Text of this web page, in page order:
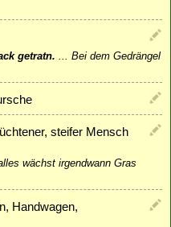
getratn. ... Bei dem Gedrängel
steifer Mensch
wächst irgendwann Gras
Handwagen,